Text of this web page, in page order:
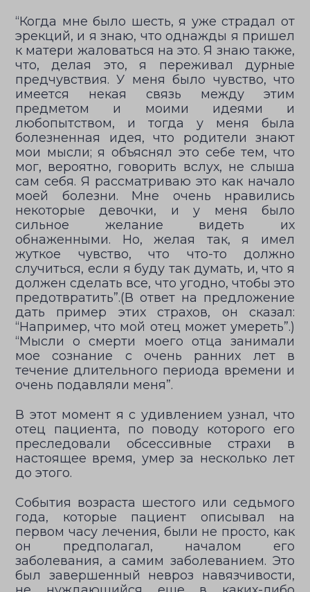
“Когда мне было шесть, я уже страдал от
эрекций, и я знаю, что однажды я пришел
к матери жаловаться на это. Я знаю также,
что, делая это, я переживал дурные
предчувствия. У меня было чувство, что
имеется некая связь между этим
предметом и моими идеями и
любопытством, и тогда у меня была
болезненная идея, что родители знают
мои мысли; я объяснял это себе тем, что
мог, вероятно, говорить вслух, не слыша
сам себя. Я рассматриваю это как начало
моей болезни. Мне очень нравились
некоторые девочки, и у меня было
сильное желание видеть их
обнаженными. Но, желая так, я имел
жуткое чувство, что что-то должно
случиться, если я буду так думать, и, что я
должен сделать все, что угодно, чтобы это
предотвратить”.(В ответ на предложение
дать пример этих страхов, он сказал:
“Например, что мой отец может умереть”.)
“Мысли о смерти моего отца занимали
мое сознание с очень ранних лет в
течение длительного периода времени и
очень подавляли меня”.
В этот момент я с удивлением узнал, что
отец пациента, по поводу которого его
преследовали обсессивные страхи в
настоящее время, умер за несколько лет
до этого.
События возраста шестого или седьмого
года, которые пациент описывал на
первом часу лечения, были не просто, как
он предполагал, началом его
заболевания, а самим заболеванием. Это
был завершенный невроз навязчивости,